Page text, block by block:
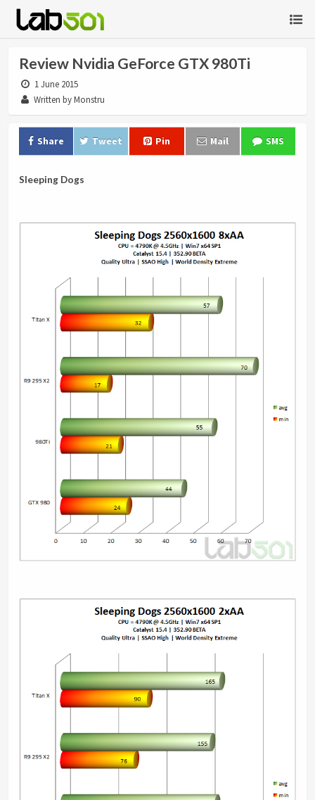
Review Nvidia GeForce GTX 980Ti
1 June 2015
Written by Monstru
Share Tweet Pin Mail SMS
Sleeping Dogs